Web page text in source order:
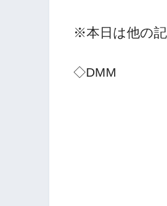
※本日は他の
◇DMM